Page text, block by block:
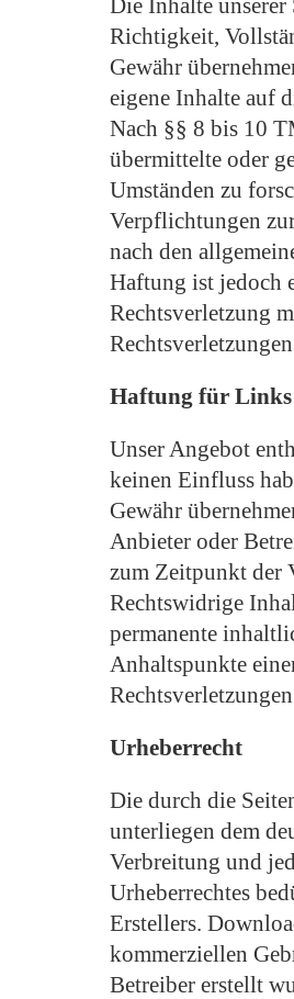
Die Inhalte
Richtigkeit,
Gewähr
eigene Inhalte auf
Nach §§ 8 bis 10
übermittelte oder
Umständen zu
Verpflichtungen
nach den
Haftung ist jedoch
Rechtsverletzung
Haftung für Links
Unser Angebot
keinen Einfluss
Gewähr
Anbieter oder
zum Zeitpunkt der
Rechtswidrige
permanente
Anhaltspunkte
Urheberrecht
Die durch die
unterliegen dem
Verbreitung und
Urheberrechtes
Erstellers.
kommerziellen
Betreiber erstellt